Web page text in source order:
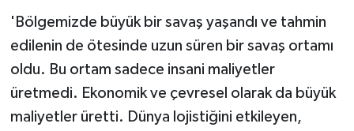
'Bölgemizde büyük bir savaş yaşandı ve tahmin
edilenin de ötesinde uzun süren bir savaş ortamı
oldu. Bu ortam sadece insani maliyetler
üretmedi. Ekonomik ve çevresel olarak da büyük
maliyetler üretti. Dünya lojistiğini etkileyen,